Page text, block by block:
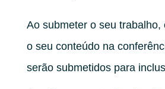
Ao submeter o seu
o seu conteúdo na
serão submetidos para